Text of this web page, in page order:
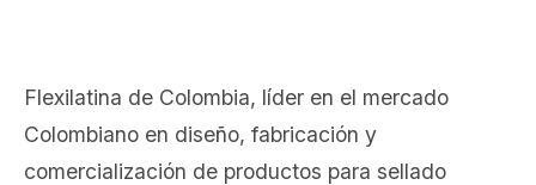
Flexilatina de Colombia, líder en el mercado
Colombiano en diseño, fabricación y
comercialización de productos para sellado